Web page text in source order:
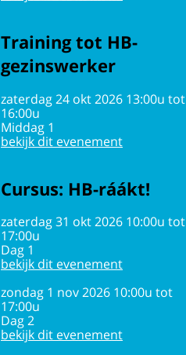
Training tot HB-
gezinswerker
zaterdag 24 okt 2026 13:00u tot
16:00u
Middag 1
bekijk dit evenement
Cursus: HB-ráákt!
zaterdag 31 okt 2026 10:00u tot
17:00u
Dag 1
bekijk dit evenement
zondag 1 nov 2026 10:00u tot
17:00u
Dag 2
bekijk dit evenement